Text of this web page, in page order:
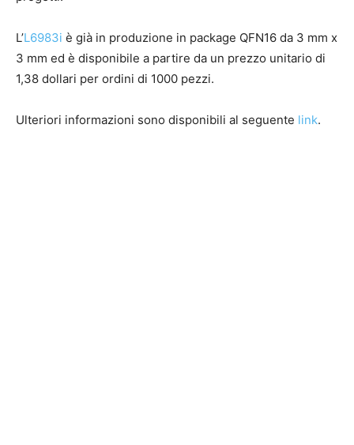
L’L6983i è già in produzione in package QFN16 da 3 mm x
3 mm ed è disponibile a partire da un prezzo unitario di
1,38 dollari per ordini di 1000 pezzi.
Ulteriori informazioni sono disponibili al seguente link.